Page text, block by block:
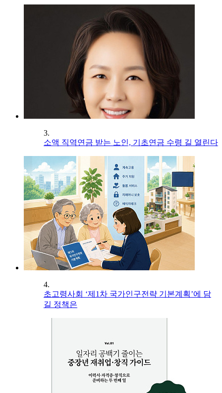
3.
소액 직역연금 받는 노인, 기초연금 수령 길 열린다
4.
초고령사회 ‘제1차 국가인구전략 기본계획’에 담
길 정책은